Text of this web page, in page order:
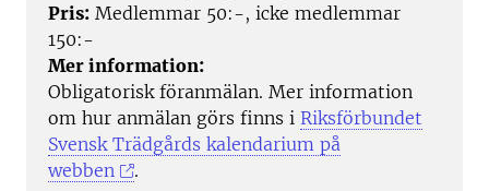
Pris: Medlemmar 50:-, icke medlemmar
150:-
Mer information:
Obligatorisk föranmälan. Mer information
om hur anmälan görs finns i Riksförbundet
Svensk Trädgårds kalendarium på
webben
.